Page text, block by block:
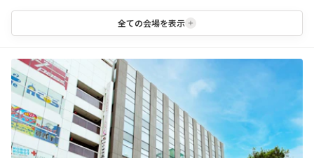
全ての会場を表示